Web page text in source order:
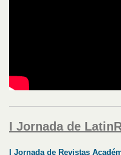
I Jornada de
I Jornada de Revistas